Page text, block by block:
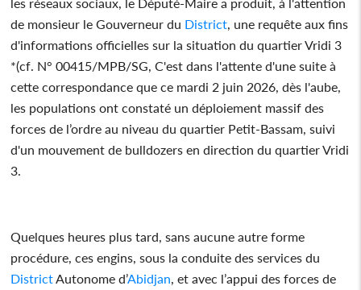
de monsieur le Gouverneur du District , une requête aux fins
d'informations officielles sur la situation du quartier Vridi 3
*(cf. N° 00415/MPB/SG, C'est dans l'attente d'une suite à
cette correspondance que ce mardi 2 juin 2026, dès l'aube,
les populations ont constaté un déploiement massif des
forces de l’ordre au niveau du quartier Petit-Bassam, suivi
d'un mouvement de bulldozers en direction du quartier Vridi
3.
Quelques heures plus tard, sans aucune autre forme
procédure, ces engins, sous la conduite des services du
District Autonome d’Abidjan , et avec l’appui des forces de